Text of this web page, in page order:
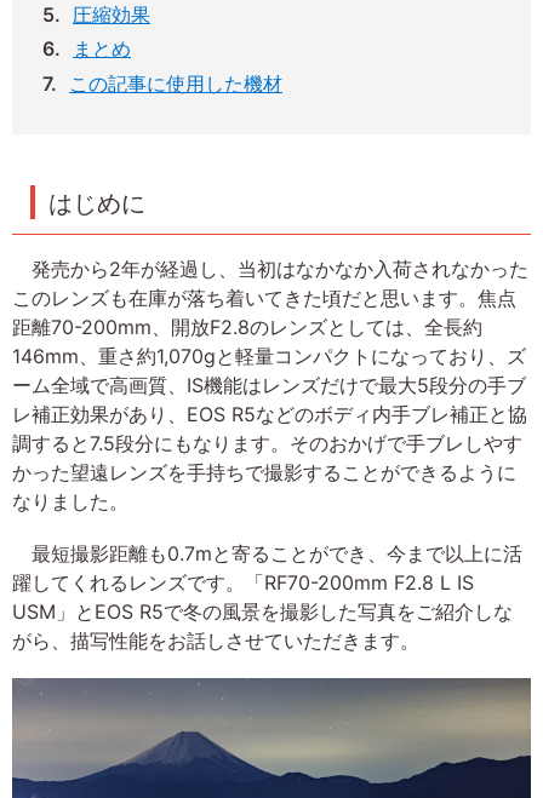
圧縮効果
まとめ
この記事に使用した機材
はじめに
発売から2年が経過し、当初はなかなか入荷されなかった
このレンズも在庫が落ち着いてきた頃だと思います。焦点
距離70-200mm、開放F2.8のレンズとしては、全長約
146mm、重さ約1,070gと軽量コンパクトになっており、ズ
ーム全域で高画質、IS機能はレンズだけで最大5段分の手ブ
レ補正効果があり、EOS R5などのボディ内手ブレ補正と協
調すると7.5段分にもなります。そのおかげで手ブレしやす
かった望遠レンズを手持ちで撮影することができるように
なりました。
最短撮影距離も0.7mと寄ることができ、今まで以上に活
躍してくれるレンズです。「RF70-200mm F2.8 L IS
USM」とEOS R5で冬の風景を撮影した写真をご紹介しな
がら、描写性能をお話しさせていただきます。